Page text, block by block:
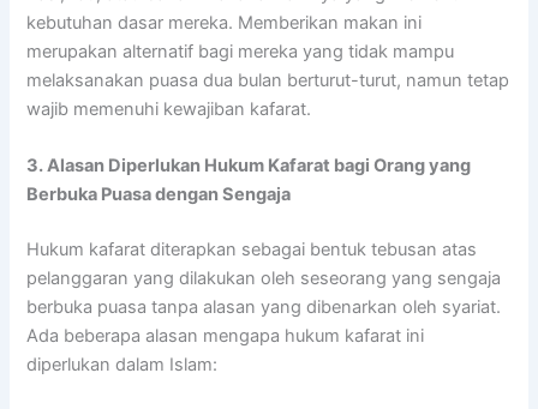
kebutuhan dasar mereka. Memberikan makan ini
merupakan alternatif bagi mereka yang tidak mampu
melaksanakan puasa dua bulan berturut-turut, namun tetap
wajib memenuhi kewajiban kafarat.
3. Alasan Diperlukan Hukum Kafarat bagi Orang yang
Berbuka Puasa dengan Sengaja
Hukum kafarat diterapkan sebagai bentuk tebusan atas
pelanggaran yang dilakukan oleh seseorang yang sengaja
berbuka puasa tanpa alasan yang dibenarkan oleh syariat.
Ada beberapa alasan mengapa hukum kafarat ini
diperlukan dalam Islam: